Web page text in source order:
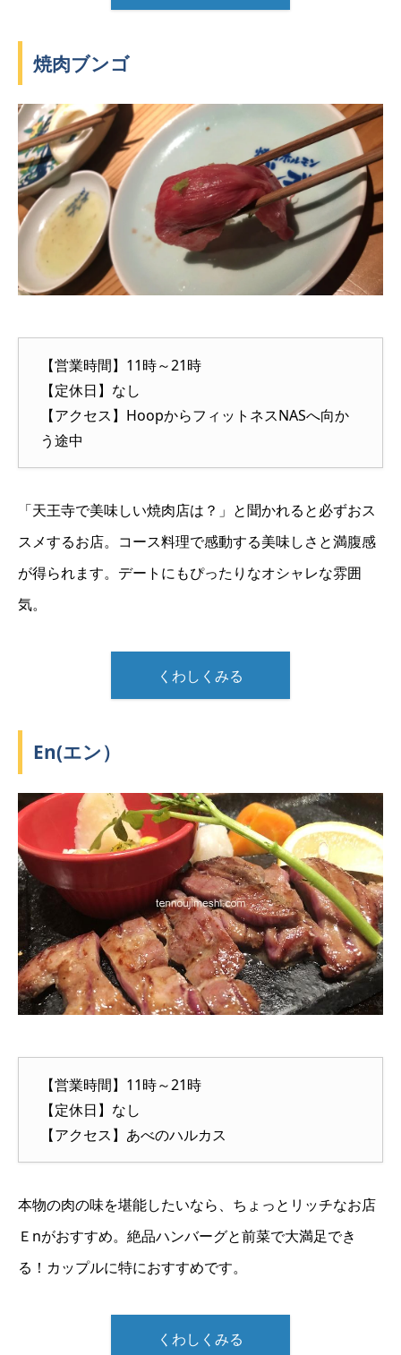
焼肉ブンゴ
【営業時間】11時～21時
【定休日】なし
【アクセス】HoopからフィットネスNASへ向か
う途中
「天王寺で美味しい焼肉店は？」と聞かれると必ずおス
スメするお店。コース料理で感動する美味しさと満腹感
が得られます。デートにもぴったりなオシャレな雰囲
気。
くわしくみる
En(エン）
【営業時間】11時～21時
【定休日】なし
【アクセス】あべのハルカス
本物の肉の味を堪能したいなら、ちょっとリッチなお店
Ｅnがおすすめ。絶品ハンバーグと前菜で大満足でき
る！カップルに特におすすめです。
くわしくみる